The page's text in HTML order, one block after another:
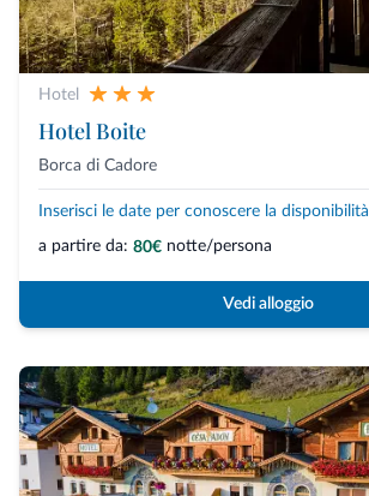
Hotel
Hotel Boite
Borca di Cadore
Inserisci le date per conoscere la disponibilità
a partire da: 80€ notte/persona
Vedi alloggio